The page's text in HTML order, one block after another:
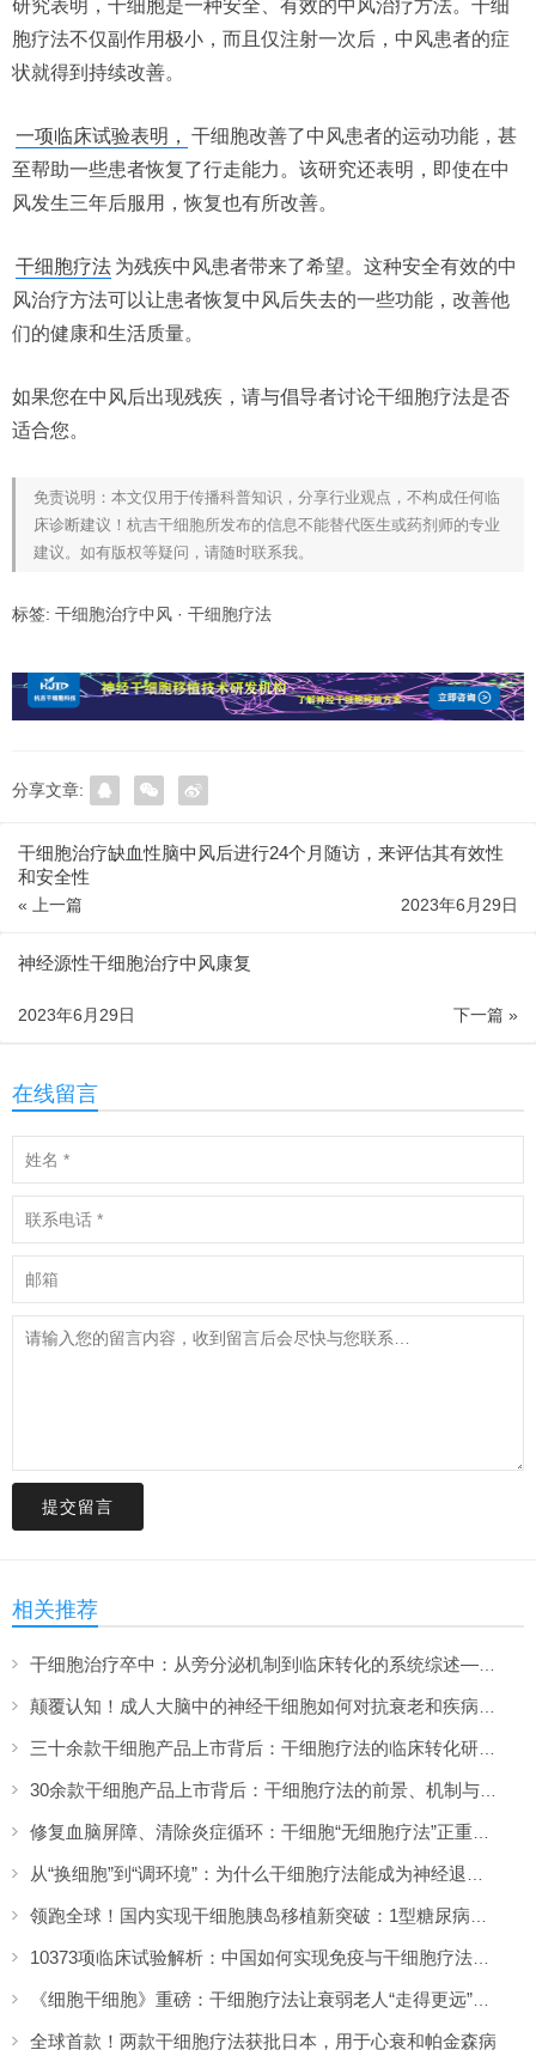
研究表明，干细胞是一种安全、有效的中风治疗方法。干细
胞疗法不仅副作用极小，而且仅注射一次后，中风患者的症
状就得到持续改善。
一项临床试验表明， 干细胞改善了中风患者的运动功能，甚
至帮助一些患者恢复了行走能力。该研究还表明，即使在中
风发生三年后服用，恢复也有所改善。
干细胞疗法 为残疾中风患者带来了希望。这种安全有效的中
风治疗方法可以让患者恢复中风后失去的一些功能，改善他
们的健康和生活质量。
如果您在中风后出现残疾，请与倡导者讨论干细胞疗法是否
适合您。
免责说明：本文仅用于传播科普知识，分享行业观点，不构成任何临
床诊断建议！杭吉干细胞所发布的信息不能替代医生或药剂师的专业
建议。如有版权等疑问，请随时联系我。
标签: 干细胞治疗中风 · 干细胞疗法
分享文章:
干细胞治疗缺血性脑中风后进行24个月随访，来评估其有效性
和安全性
« 上一篇 2023年6月29日
神经源性干细胞治疗中风康复
下一篇 »
2023年6月29日
在线留言
提交留言
相关推荐
全球首款！两款干细胞疗法获批日本，用于心衰和帕金森病